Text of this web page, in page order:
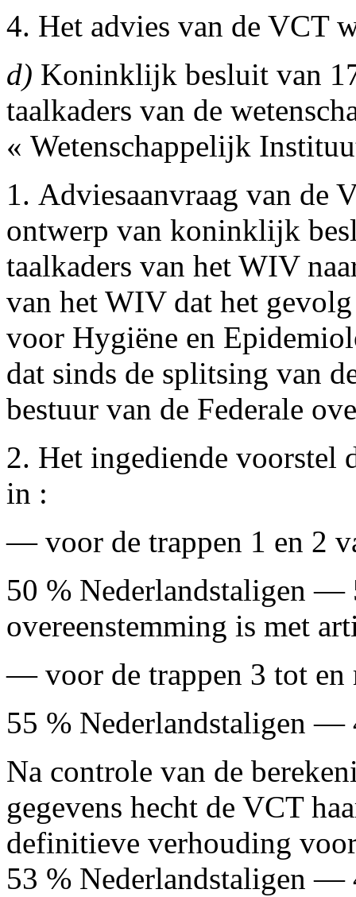
4. Het advies van de VCT
d) Koninklijk besluit van
taalkaders van de
« Wetenschappelijk
1. Adviesaanvraag van de
ontwerp van koninklijk
taalkaders van het WIV
van het WIV dat het
voor Hygiëne en
dat sinds de splitsing van
bestuur van de Federale
2. Het ingediende voorstel
in :
— voor de trappen 1 en 2
50 % Nederlandstaligen —
overeenstemming is met
— voor de trappen 3 tot en
55 % Nederlandstaligen —
Na controle van de
gegevens hecht de VCT
definitieve verhouding
53 % Nederlandstaligen —